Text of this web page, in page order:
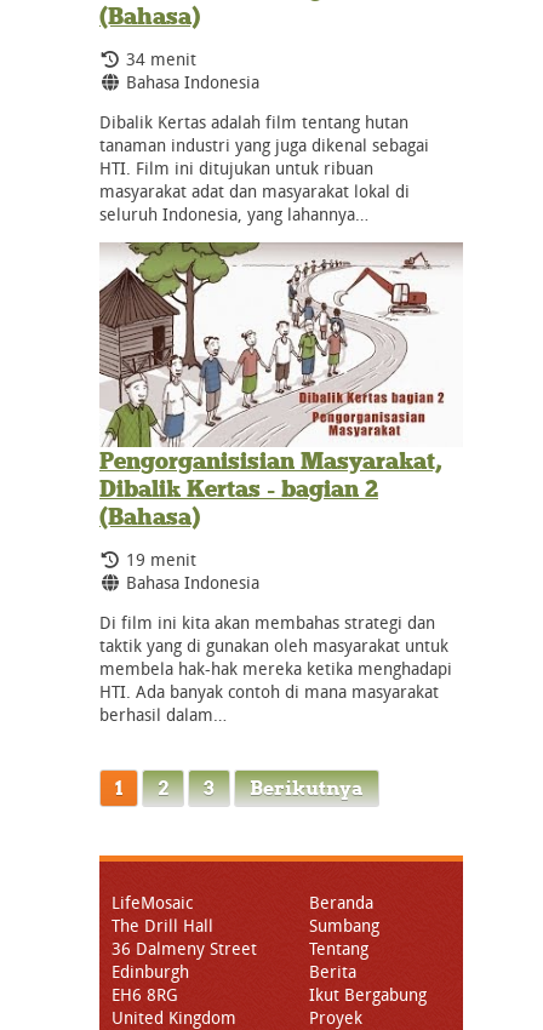
(Bahasa)
Durasi:
34 menit
Bahasa:
Bahasa Indonesia
Dibalik Kertas adalah film tentang hutan
tanaman industri yang juga dikenal sebagai
HTI. Film ini ditujukan untuk ribuan
masyarakat adat dan masyarakat lokal di
seluruh Indonesia, yang lahannya…
Pengorganisisian Masyarakat,
Dibalik Kertas - bagian 2
(Bahasa)
Durasi:
19 menit
Bahasa:
Bahasa Indonesia
Di film ini kita akan membahas strategi dan
taktik yang di gunakan oleh masyarakat untuk
membela hak-hak mereka ketika menghadapi
HTI. Ada banyak contoh di mana masyarakat
berhasil dalam…
1 2 3 Berikutnya
LifeMosaic
The Drill Hall
36 Dalmeny Street
Edinburgh
EH6 8RG
United Kingdom
Beranda
Sumbang
Tentang
Berita
Ikut Bergabung
Proyek